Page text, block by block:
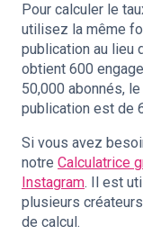
Pour calculer le
utilisez la même
publication au lieu
obtient 600
50,000 abonnés,
publication est de
Si vous avez
notre Calculatrice
Instagram. Il est
plusieurs
de calcul.